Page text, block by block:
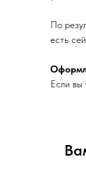
По
есть
Если вы